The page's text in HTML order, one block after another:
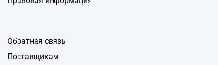
Обратная связь
Поставщикам